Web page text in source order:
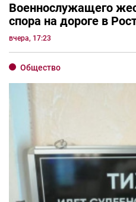
Военнослужащего
спора на дороге в
вчера, 17:23
Общество